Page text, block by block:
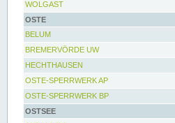
WOLGAST
OSTE
BELUM
BREMERVÖRDE UW
HECHTHAUSEN
OSTE-SPERRWERK AP
OSTE-SPERRWERK BP
OSTSEE